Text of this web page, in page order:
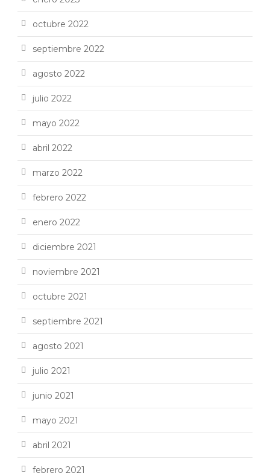
octubre 2022
septiembre 2022
agosto 2022
julio 2022
mayo 2022
abril 2022
marzo 2022
febrero 2022
enero 2022
diciembre 2021
noviembre 2021
octubre 2021
septiembre 2021
agosto 2021
julio 2021
junio 2021
mayo 2021
abril 2021
febrero 2021